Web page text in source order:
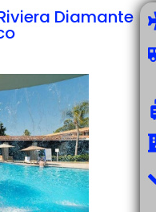
Diamante